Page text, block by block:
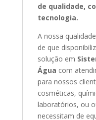
de qualidade,
tecnologia.
A nossa
de que
solução em
Água com
para nossos
cosméticas,
laboratórios, ou
necessitam de